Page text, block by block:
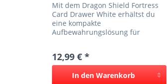
Mit dem Dragon Shield Fortress
Card Drawer White erhältst du
eine kompakte
Aufbewahrungslösung für
für eine große Anzahl gesleevter
Karten und eignet sich ideal zur...
12,99 € *
In den Warenkorb